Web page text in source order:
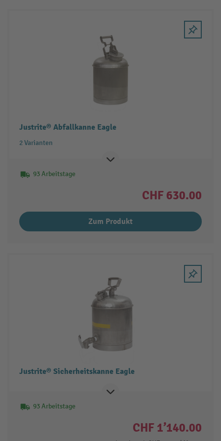
Justrite® Abfallkanne Eagle
2 Varianten
93 Arbeitstage
CHF 630.00
Zum Produkt
Justrite® Sicherheitskanne Eagle
93 Arbeitstage
CHF 1’140.00